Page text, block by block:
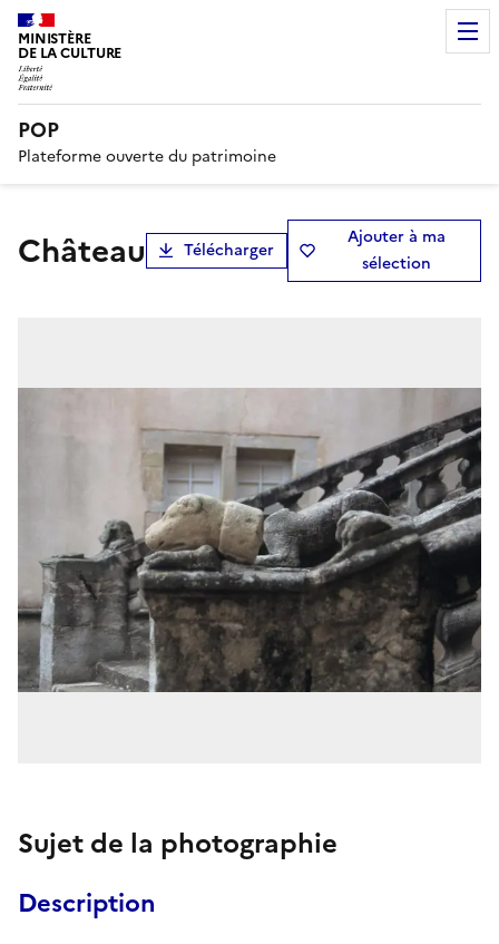
MINISTÈRE
DE LA CULTURE
POP
Plateforme ouverte du patrimoine
château Télécharger
Ajouter à ma
sélection
Sujet de la photographie
Description